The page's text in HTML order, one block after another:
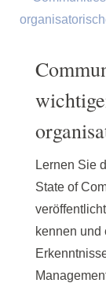
Lernen Sie
State of
kennen und